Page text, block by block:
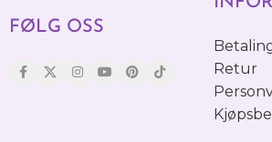
FØLG OSS
Retur